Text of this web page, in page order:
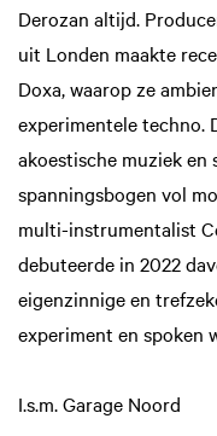
Derozan altijd.
uit Londen maakte
Doxa, waarop ze
experimentele techno.
akoestische muziek
spanningsbogen vol
multi-instrumentalist
debuteerde in 2022
eigenzinnige en
experiment en spoken
I.s.m. Garage Noord